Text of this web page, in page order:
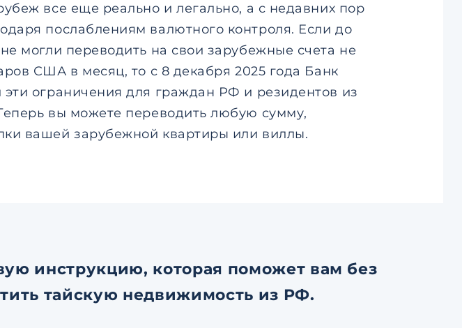
все еще реально и легально, а с недавних пор
послаблениям валютного контроля. Если до
могли переводить на свои зарубежные счета не
США в месяц, то с 8 декабря 2025 года Банк
эти ограничения для граждан РФ и резидентов из
вы можете переводить любую сумму,
вашей зарубежной квартиры или виллы.
инструкцию, которая поможет вам без
тайскую недвижимость из РФ.